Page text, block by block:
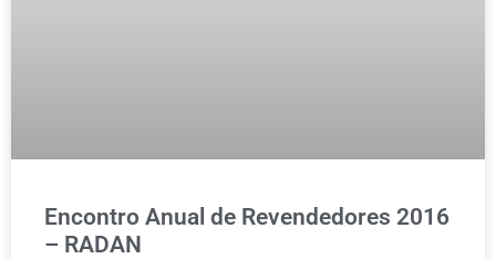
Encontro Anual de Revendedores 2016
– RADAN